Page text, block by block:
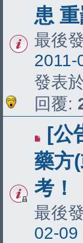
患
最後
2011-
發表
回覆:
[公
藥方
考！
最後
02-09